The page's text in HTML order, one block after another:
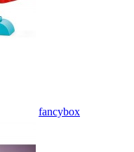
fancybox